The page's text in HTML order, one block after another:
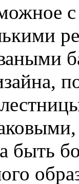
быть